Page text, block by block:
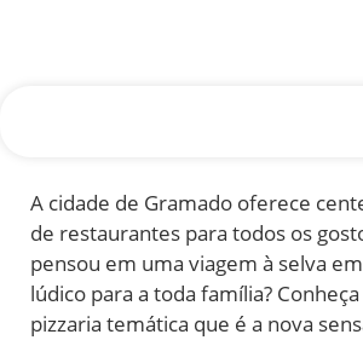
A cidade de Gramado oferece
de restaurantes para todos os
pensou em uma viagem à selva
lúdico para a toda família? Conheça
pizzaria temática que é a nova